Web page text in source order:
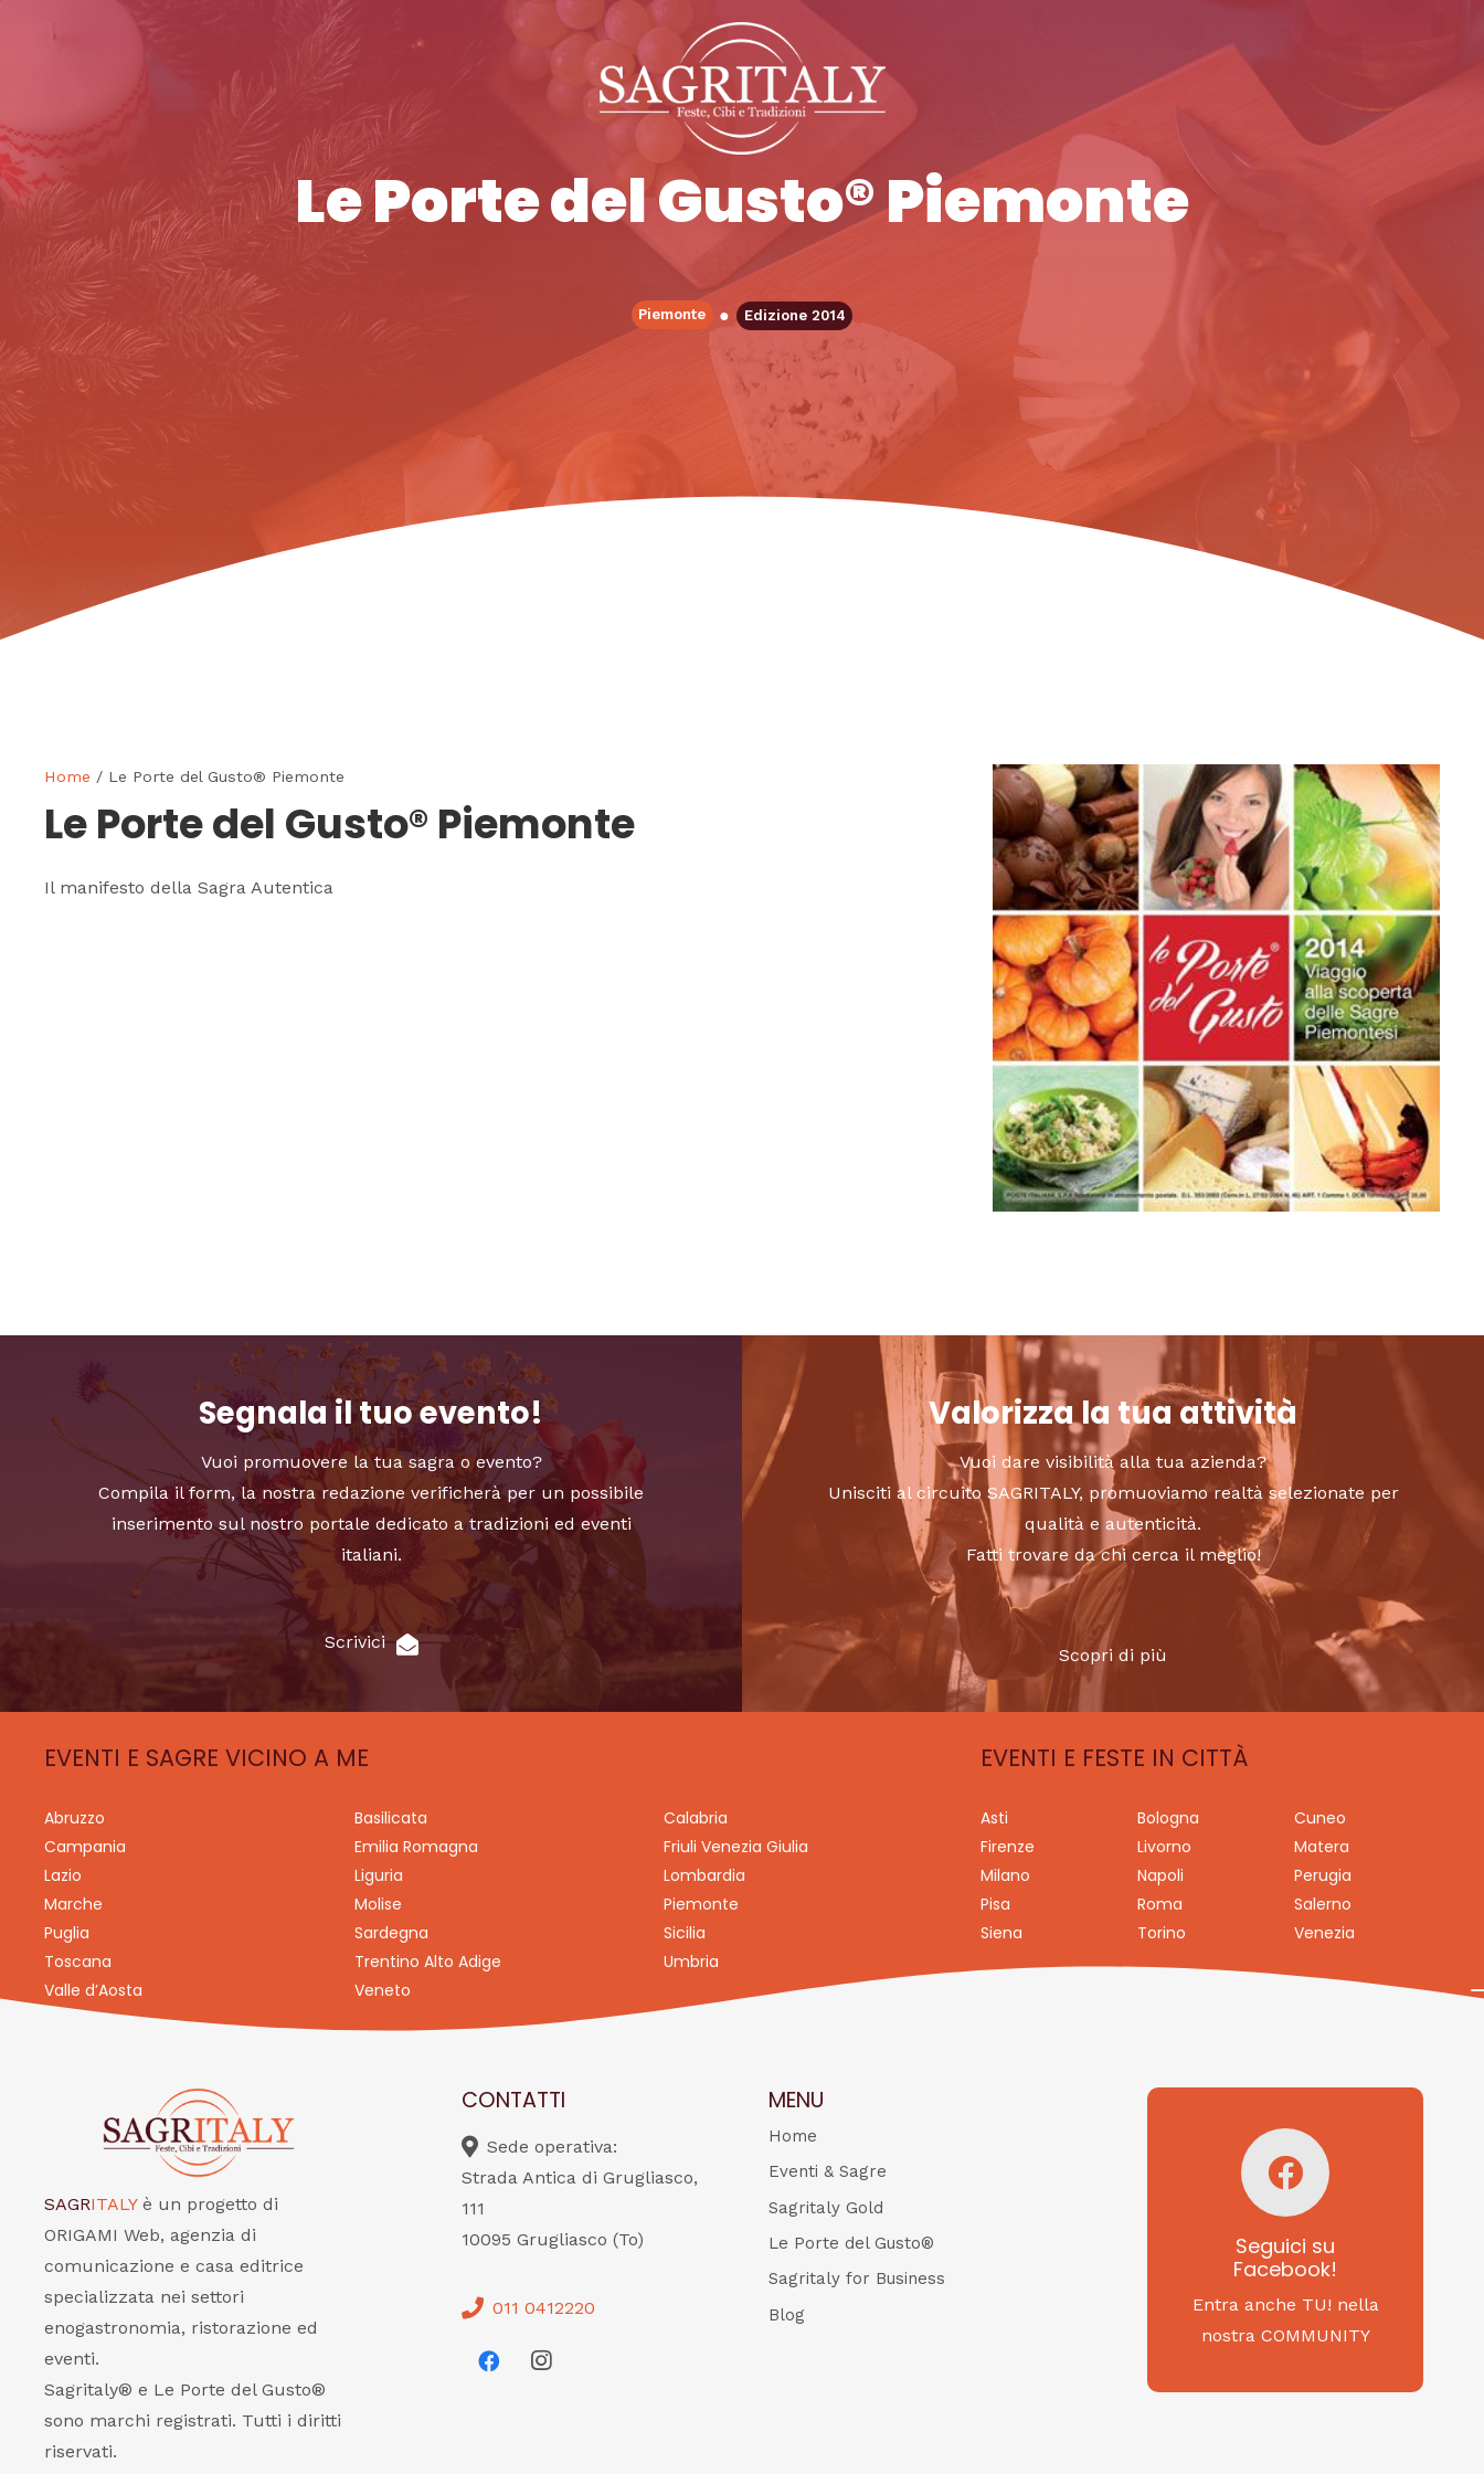
Le Porte del Gusto® Piemonte
Piemonte ● Edizione 2014
Home / Le Porte del Gusto® Piemonte
Le Porte del Gusto® Piemonte
Il manifesto della Sagra Autentica
Segnala il tuo evento!
Vuoi promuovere la tua sagra o evento?
Compila il form, la nostra redazione verificherà per un possibile
inserimento sul nostro portale dedicato a tradizioni ed eventi
italiani.
Scrivici
Valorizza la tua attività
Vuoi dare visibilità alla tua azienda?
Unisciti al circuito SAGRITALY, promuoviamo realtà selezionate per
qualità e autenticità.
Fatti trovare da chi cerca il meglio!
Scopri di più
EVENTI E SAGRE VICINO A ME
Abruzzo Basilicata
Calabria
Campania
Emilia Romagna
Friuli Venezia Giulia
Lazio
Liguria
Lombardia
Marche
Molise
Piemonte
Puglia
Sardegna
Sicilia
Toscana
Trentino Alto Adige
Umbria
Valle d’Aosta
Veneto
EVENTI E FESTE IN CITTÀ
Asti Bologna
Cuneo
Firenze
Livorno
Matera
Milano
Napoli
Perugia
Pisa
Roma
Salerno
Siena
Torino Venezia
SAGRITALY è un progetto di
ORIGAMI Web, agenzia di
comunicazione e casa editrice
specializzata nei settori
enogastronomia, ristorazione ed
eventi.
Sagritaly® e Le Porte del Gusto®
sono marchi registrati. Tutti i diritti
riservati.
CONTATTI
Sede operativa:
Strada Antica di Grugliasco,
111
10095 Grugliasco (To)
011 0412220
MENU
Home
Eventi & Sagre
Sagritaly Gold
Le Porte del Gusto®
Sagritaly for Business
Blog
Seguici su
Facebook!
Entra anche TU! nella
nostra COMMUNITY
Seguici su
Facebook!
SAGRITALY
Feste, cibi e tradizioni
da Nord a Sud...